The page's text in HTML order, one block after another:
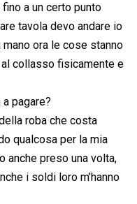
a un certo punto
tavola devo andare io
ora le cose stanno
collasso fisicamente e
pagare?
roba che costa
qualcosa per la mia
anche preso una volta,
i soldi loro m’hanno